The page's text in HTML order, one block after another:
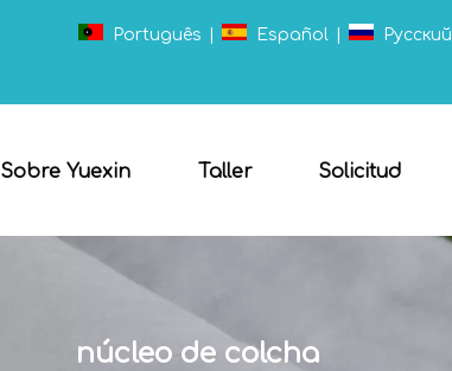
Português Español Pусский
Sobre Yuexin Taller Solicitud
núcleo de colcha